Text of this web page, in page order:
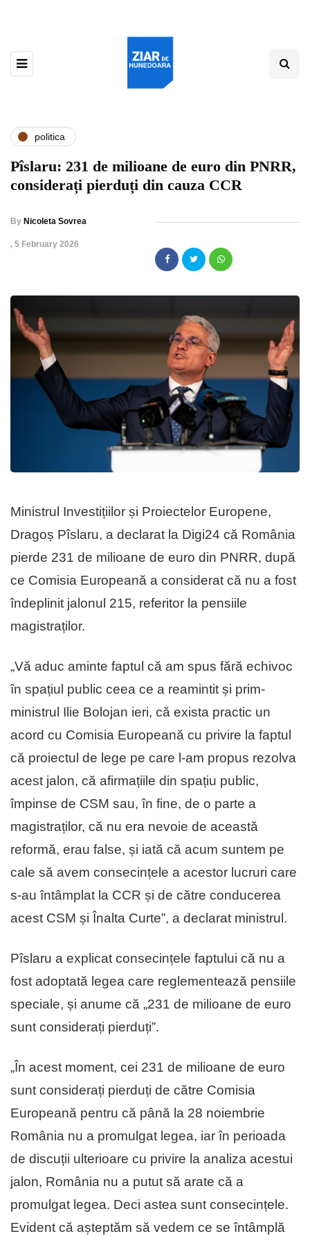
politica
Pîslaru: 231 de milioane de euro din PNRR,
considerați pierduți din cauza CCR
By Nicoleta Sovrea
, 5 February 2026
Ministrul Investițiilor și Proiectelor Europene,
Dragoș Pîslaru, a declarat la Digi24 că România
pierde 231 de milioane de euro din PNRR, după
ce Comisia Europeană a considerat că nu a fost
îndeplinit jalonul 215, referitor la pensiile
magistraților.
„Vă aduc aminte faptul că am spus fără echivoc
în spațiul public ceea ce a reamintit și prim-
ministrul Ilie Bolojan ieri, că exista practic un
acord cu Comisia Europeană cu privire la faptul
că proiectul de lege pe care l-am propus rezolva
acest jalon, că afirmațiile din spațiu public,
împinse de CSM sau, în fine, de o parte a
magistraților, că nu era nevoie de această
reformă, erau false, și iată că acum suntem pe
cale să avem consecințele a acestor lucruri care
s-au întâmplat la CCR și de către conducerea
acest CSM și Înalta Curte”, a declarat ministrul.
Pîslaru a explicat consecințele faptului că nu a
fost adoptată legea care reglementează pensiile
speciale, și anume că „231 de milioane de euro
sunt considerați pierduți”.
„În acest moment, cei 231 de milioane de euro
sunt considerați pierduți de către Comisia
Europeană pentru că până la 28 noiembrie
România nu a promulgat legea, iar în perioada
de discuții ulterioare cu privire la analiza acestui
jalon, România nu a putut să arate că a
promulgat legea. Deci astea sunt consecințele.
Evident că așteptăm să vedem ce se întâmplă